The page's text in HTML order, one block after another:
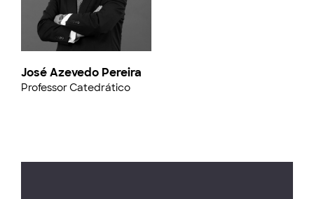
José Azevedo Pereira
Professor Catedrático